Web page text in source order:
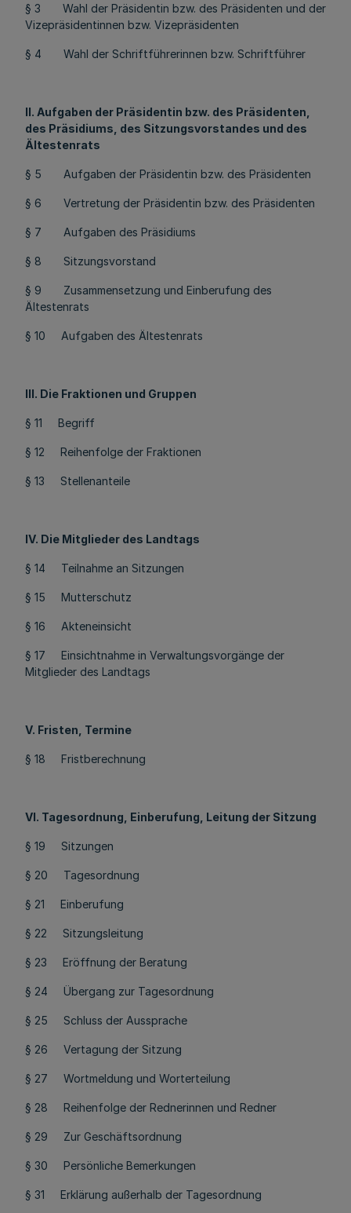
§ 3 Wahl der Präsidentin bzw. des Präsidenten und der
Vizepräsidentinnen bzw. Vizepräsidenten
§ 4 Wahl der Schriftführerinnen bzw. Schriftführer
II. Aufgaben der Präsidentin bzw. des Präsidenten,
des Präsidiums, des Sitzungsvorstandes und des
Ältestenrats
§ 5 Aufgaben der Präsidentin bzw. des Präsidenten
§ 6 Vertretung der Präsidentin bzw. des Präsidenten
§ 7 Aufgaben des Präsidiums
§ 8 Sitzungsvorstand
§ 9 Zusammensetzung und Einberufung des
Ältestenrats
§ 10 Aufgaben des Ältestenrats
III. Die Fraktionen und Gruppen
§ 11 Begriff
§ 12 Reihenfolge der Fraktionen
§ 13 Stellenanteile
IV. Die Mitglieder des Landtags
§ 14 Teilnahme an Sitzungen
§ 15 Mutterschutz
§ 16 Akteneinsicht
§ 17 Einsichtnahme in Verwaltungsvorgänge der
Mitglieder des Landtags
V. Fristen, Termine
§ 18 Fristberechnung
VI. Tagesordnung, Einberufung, Leitung der Sitzung
§ 19 Sitzungen
§ 20 Tagesordnung
§ 21 Einberufung
§ 22 Sitzungsleitung
§ 23 Eröffnung der Beratung
§ 24 Übergang zur Tagesordnung
§ 25 Schluss der Aussprache
§ 26 Vertagung der Sitzung
§ 27 Wortmeldung und Worterteilung
§ 28 Reihenfolge der Rednerinnen und Redner
§ 29 Zur Geschäftsordnung
§ 30 Persönliche Bemerkungen
§ 31 Erklärung außerhalb der Tagesordnung